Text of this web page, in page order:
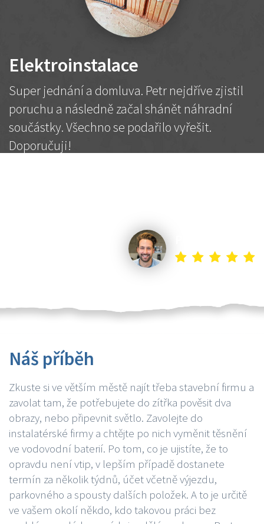
Elektroinstalace
Super jednání a domluva. Petr nejdříve zjistil
poruchu a následně začal shánět náhradní
součástky. Všechno se podařilo vyřešit.
Doporučuji!
Náš příběh
Zkuste si ve větším městě najít třeba stavební firmu a
zavolat tam, že potřebujete do zítřka pověsit dva
obrazy, nebo připevnit světlo. Zavolejte do
instalatérské firmy a chtějte po nich vyměnit těsnění
ve vodovodní baterií. Po tom, co je ujistíte, že to
opravdu není vtip, v lepším případě dostanete
termín za několik týdnů, účet včetně výjezdu,
parkovného a spousty dalších položek. A to je určitě
ve vašem okolí někdo, kdo takovou práci bez